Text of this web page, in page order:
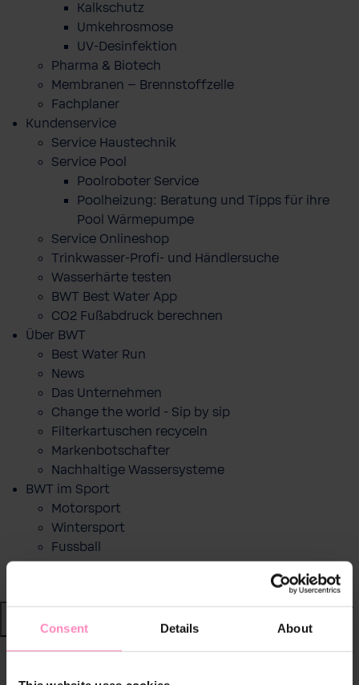
Consent Details About
Kalkschutz
Umkehrosmose
UV-Desinfektion
Pharma & Biotech
Membranen – Brennstoffzelle
Fachplaner
Kundenservice
Service Haustechnik
Service Pool
Poolroboter Service
Poolheizung: Beratung und Tipps für ihre
Pool Wärmepumpe
Service Onlineshop
Trinkwasser-Profi- und Händlersuche
Wasserhärte testen
BWT Best Water App
CO2 Fußabdruck berechnen
Über BWT
Best Water Run
News
Das Unternehmen
Change the world - Sip by sip
Filterkartuschen recyceln
Markenbotschafter
Nachhaltige Wassersysteme
BWT im Sport
Motorsport
Wintersport
Fussball
RACE LAP AWARD
Shop
Wasser von BWT